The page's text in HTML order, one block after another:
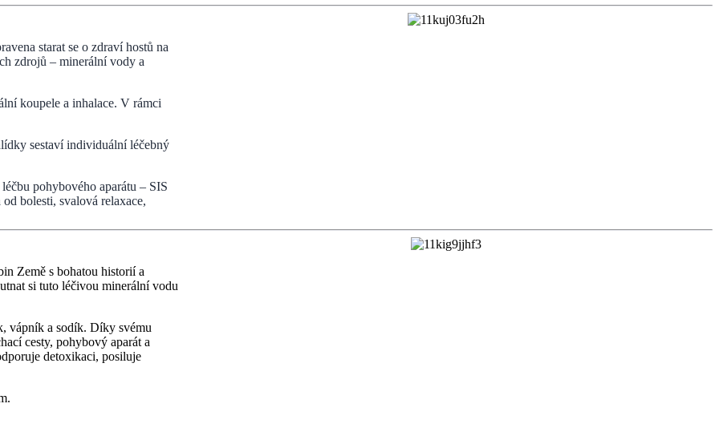
starat se o zdraví hostů na
zdrojů – minerální vody a
koupele a inhalace. V rámci
sestaví individuální léčebný
pohybového aparátu – SIS
bolesti, svalová relaxace,
Země s bohatou historií a
si tuto léčivou minerální vodu
vápník a sodík. Díky svému
cesty, pohybový aparát a
detoxikaci, posiluje